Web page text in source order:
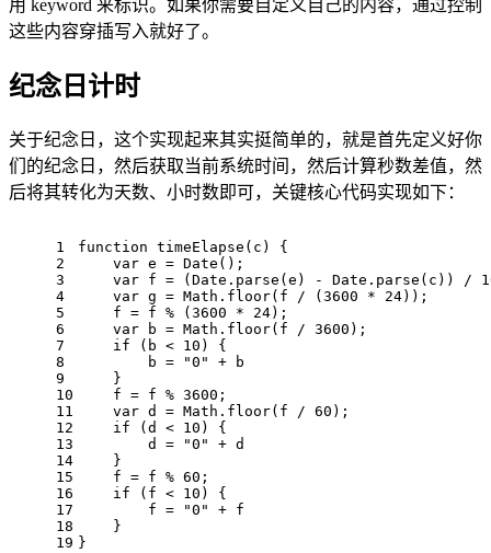
用 keyword 来标识。如果你需要自定义自己的内容，通过控制
这些内容穿插写入就好了。
纪念日计时
关于纪念日，这个实现起来其实挺简单的，就是首先定义好你
们的纪念日，然后获取当前系统时间，然后计算秒数差值，然
后将其转化为天数、小时数即可，关键核心代码实现如下：
1
2
3
4
5
6
7
8
9
10
11
12
13
14
15
16
17
18
19
function timeElapse ( c ) {
var e = Date ();
var f = ( Date .parse(e) - Date .parse(c)) /
var g = Math .floor(f / ( 3600 * 24));
    f = f % (
3600 * 24);
var b = Math .floor(f / 3600 );
if (b < 10 ) {
        b =
"0"
+ b
    }
    f = f %
3600 ;
var d = Math .floor(f / 60 );
if (d < 10 ) {
        d =
"0"
+ d
    }
    f = f %
60 ;
if (f < 10 ) {
        f =
"0"
+ f
    }
}